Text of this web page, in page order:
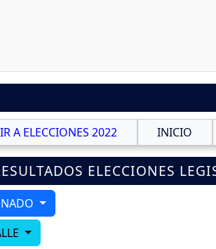
IR A ELECCIONES 2022 INICIO
ELECCIONES